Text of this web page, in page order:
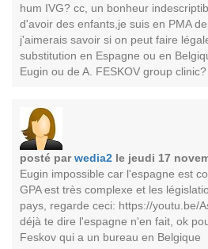
hum IVG? cc, un bonheur
d'avoir des enfants,je suis en PMA
j'aimerais savoir si on peut faire
substitution en Espagne ou en
Eugin ou de A. FESKOV group clinic?
posté parwedia2 le jeudi 17
Eugin impossible car l'espagne est
GPA est très complexe et les
pays, regarde ceci: https://youtu.be/
déjà te dire l'espagne n'en fait, ok
Feskov qui a un bureau en Belgique